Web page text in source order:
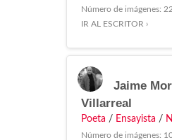
Número de imágenes: 22
IR AL ESCRITOR ›
Jaime
Villarreal
Poeta / Ensayista /
Número de imágenes: